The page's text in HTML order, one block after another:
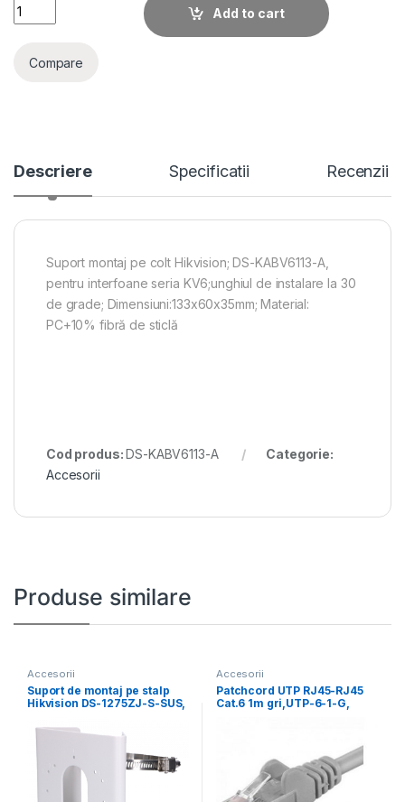
Suport montaj pe colt Hikvision; DS-KABV6113-A, pentru
Add to cart
Compare
Descriere Specificatii Recenzii
Suport montaj pe colt Hikvision; DS-KABV6113-A,
pentru interfoane seria KV6;unghiul de instalare la 30
de grade; Dimensiuni:133x60x35mm; Material:
PC+10% fibră de sticlă
Cod produs:DS-KABV6113-A
Categorie:
Accesorii
Produse similare
Accesorii
Suport de montaj pe stalp
Hikvision DS-1275ZJ-S-SUS,
Accesorii
Patchcord UTP RJ45-RJ45
Cat.6 1m gri,UTP-6-1-G,